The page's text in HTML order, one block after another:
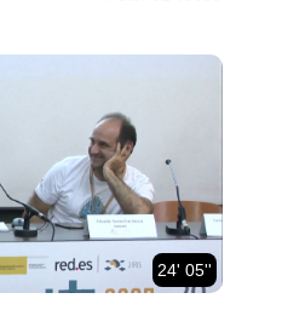
24' 05''